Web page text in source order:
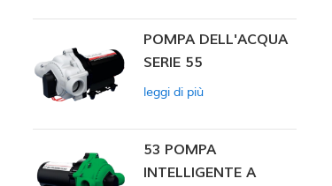
POMPA DELL'ACQUA
SERIE 55
leggi di più
53 POMPA
INTELLIGENTE A